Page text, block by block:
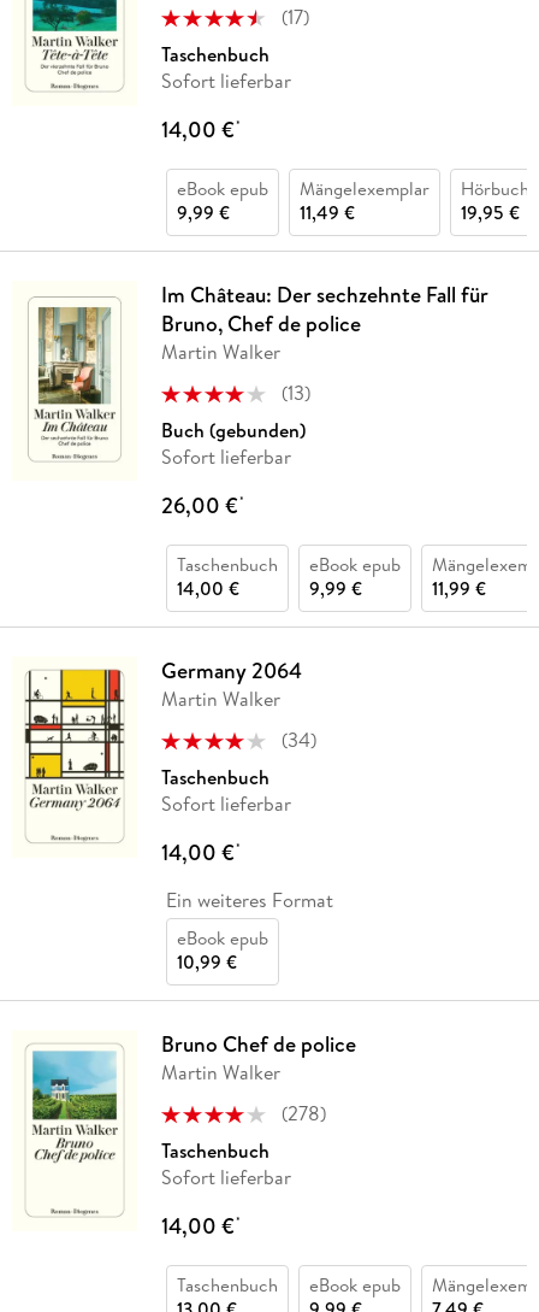
(17)
Taschenbuch
Sofort lieferbar
14,00 €*
eBook epub
9,99 €
Mängelexemplar
11,49 €
Hörbuch
19,95 €
Im Château: Der sechzehnte Fall für
Bruno, Chef de police
Martin Walker
(13)
Buch (gebunden)
Sofort lieferbar
26,00 €*
Taschenbuch
14,00 €
eBook epub
9,99 €
11,99 €
Germany 2064
Martin Walker
(34)
Taschenbuch
Sofort lieferbar
14,00 €*
Ein weiteres Format
eBook epub
10,99 €
Bruno Chef de police
Martin Walker
(278)
Taschenbuch
Sofort lieferbar
14,00 €*
Taschenbuch
eBook epub